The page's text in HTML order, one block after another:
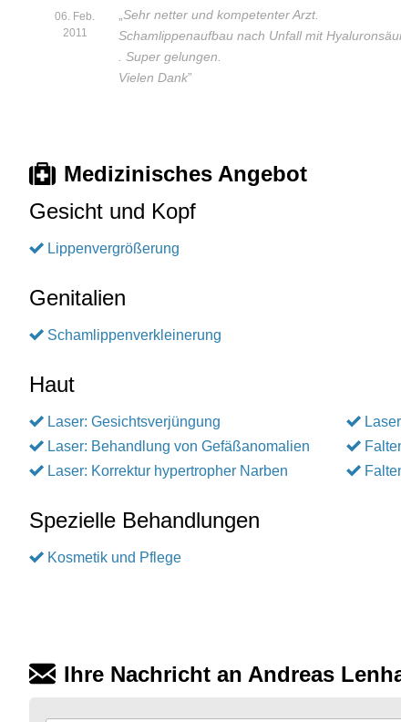
06. Feb.
2011
„Sehr netter und kompetenter Arzt.
Schamlippenaufbau nach Unfall mit
. Super gelungen.
Vielen Dank”
Medizinisches Angebot
Gesicht und Kopf
Lippenvergrößerung
Genitalien
Schamlippenverkleinerung
Haut
Laser: Gesichtsverjüngung
Laser: Behandlung von Gefäßanomalien
Laser: Korrektur hypertropher Narben
Spezielle Behandlungen
Kosmetik und Pflege
Ihre Nachricht an Andreas